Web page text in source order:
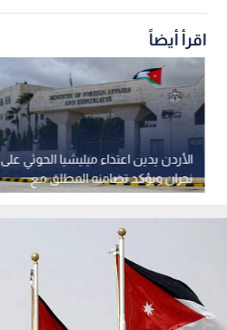
اقرأ أيضاً
الأردن يدين اعتداء ميليشيا الحوثي على
نجران ويؤكد تضامنه المطلق مع
السعودية